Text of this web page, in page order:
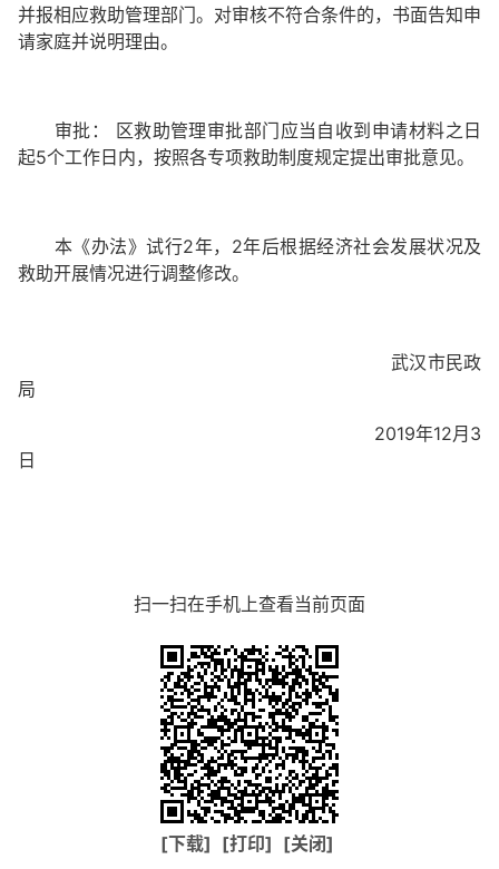
并报相应救助管理部门。对审核不符合条件的，书面告知申
请家庭并说明理由。
审批： 区救助管理审批部门应当自收到申请材料之日
起5个工作日内，按照各专项救助制度规定提出审批意见。
本《办法》试行2年，2年后根据经济社会发展状况及
救助开展情况进行调整修改。
武汉市民政
局
2019年12月3
日
扫一扫在手机上查看当前页面
[下载] [打印] [关闭]